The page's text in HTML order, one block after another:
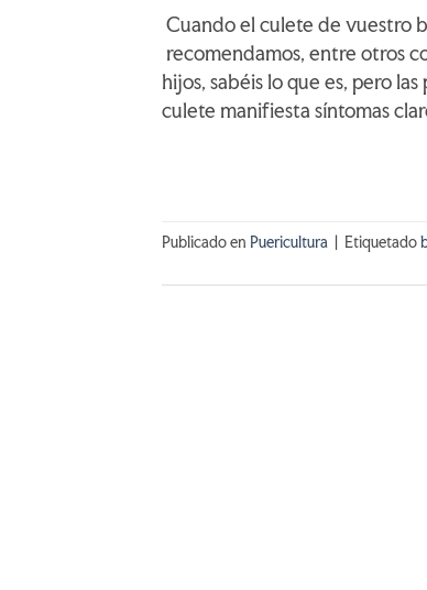
Cuando el culete de vuestro
recomendamos, entre otros
hijos, sabéis lo que es, pero
culete manifiesta síntomas
Publicado en Puericultura | Etiquetado